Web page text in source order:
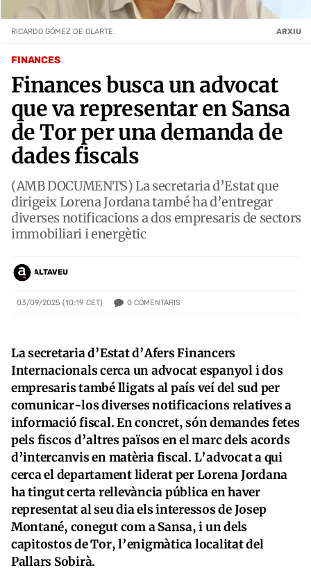
FINANCES
Finances busca un advocat
que va representar en Sansa
de Tor per una demanda de
dades fiscals
(AMB DOCUMENTS) La secretaria d’Estat que
dirigeix Lorena Jordana també ha d’entregar
diverses notificacions a dos empresaris de sectors
immobiliari i energètic
ALTAVEU
03/09/2025 (10:19 CET) 0 COMENTARIS
RICARDO GÓMEZ DE OLARTE. ARXIU
La secretaria d’Estat d’Afers Financers
Internacionals cerca un advocat espanyol i dos
empresaris també lligats al país veí del sud per
comunicar-los diverses notificacions relatives a
informació fiscal. En concret, són demandes fetes
pels fiscos d’altres països en el marc dels acords
d’intercanvis en matèria fiscal. L’advocat a qui
cerca el departament liderat per Lorena Jordana
ha tingut certa rellevància pública en haver
representat al seu dia els interessos de Josep
Montané, conegut com a Sansa, i un dels
capitostos de Tor, l’enigmàtica localitat del
Pallars Sobirà.